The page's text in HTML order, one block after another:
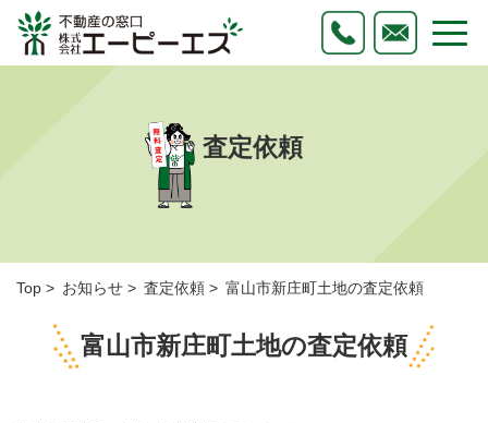
査定依頼
Top お知らせ 査定依頼 富山市新庄町土地の査定依頼
富山市新庄町土地の査定依頼